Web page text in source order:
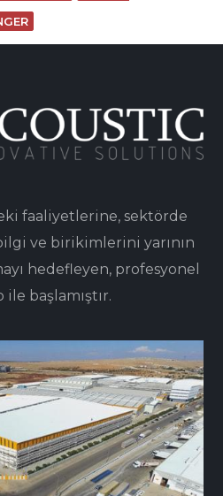
faaliyetlerine, sektörde
ve birikimlerini yarının
hedefleyen, profesyonel
ile başlamıştır.